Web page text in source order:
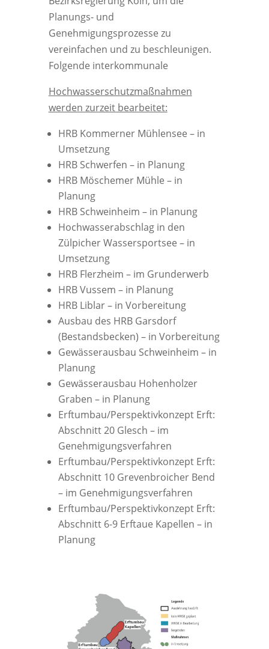
Planungs- und
Genehmigungsprozesse zu
vereinfachen und zu beschleunigen.
Folgende interkommunale
Hochwasserschutzmaßnahmen
werden zurzeit bearbeitet:
HRB Kommerner Mühlensee – in
Umsetzung
HRB Schwerfen – in Planung
HRB Möschemer Mühle – in
Planung
HRB Schweinheim – in Planung
Hochwasserabschlag in den
Zülpicher Wassersportsee – in
Umsetzung
HRB Flerzheim – im Grunderwerb
HRB Vussem – in Planung
HRB Liblar – in Vorbereitung
Ausbau des HRB Garsdorf
(Bestandsbecken) – in Vorbereitung
Gewässerausbau Schweinheim – in
Planung
Gewässerausbau Hohenholzer
Graben – in Planung
Erftumbau/Perspektivkonzept Erft:
Abschnitt 20 Glesch – im
Genehmigungsverfahren
Erftumbau/Perspektivkonzept Erft:
Abschnitt 10 Grevenbroicher Bend
– im Genehmigungsverfahren
Erftumbau/Perspektivkonzept Erft:
Abschnitt 6-9 Erftaue Kapellen – in
Planung